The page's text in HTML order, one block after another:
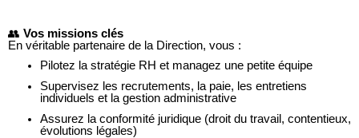
👥 Vos missions clés
En véritable partenaire de la Direction, vous :
Pilotez la stratégie RH et managez une petite équipe
Supervisez les recrutements, la paie, les entretiens
individuels et la gestion administrative
Assurez la conformité juridique (droit du travail, contentieux,
évolutions légales)